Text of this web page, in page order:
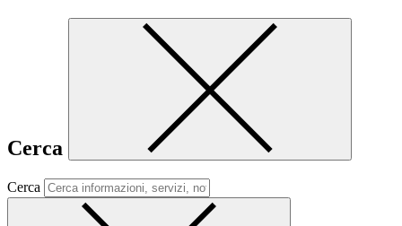
Cerca
Cerca